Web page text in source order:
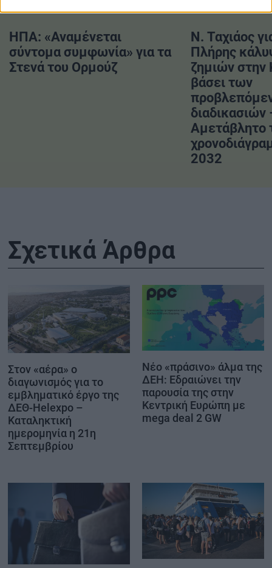
ΗΠΑ: «Αναμένεται
σύντομα συμφωνία» για τα
Στενά του Ορμούζ
Ν. Ταχιάος
Πλήρης
ζημιών στην
βάσει των
διαδικασιών
Αμετάβλητο
2032
Σχετικά Άρθρα
Στον «αέρα» ο
διαγωνισμός για το
εμβληματικό έργο της
ΔΕΘ-Helexpo –
Καταληκτική
ημερομηνία η 21η
Σεπτεμβρίου
Νέο «πράσινο» άλμα της
ΔΕΗ: Εδραιώνει την
παρουσία της στην
Κεντρική Ευρώπη με
mega deal 2 GW